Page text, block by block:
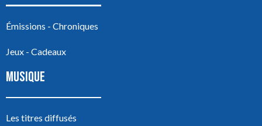
Émissions - Chroniques
Jeux - Cadeaux
MUSIQUE
Les titres diffusés